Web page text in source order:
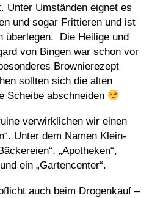
Unter Umständen eignet es
und sogar Frittieren und ist
überlegen. Die Heilige und
von Bingen war schon vor
Brownierezept
sollten sich die alten
Scheibe abschneiden
verwirklichen wir einen
Unter dem Namen Klein-
„Apotheken“,
ein „Gartencenter“.
auch beim Drogenkauf –